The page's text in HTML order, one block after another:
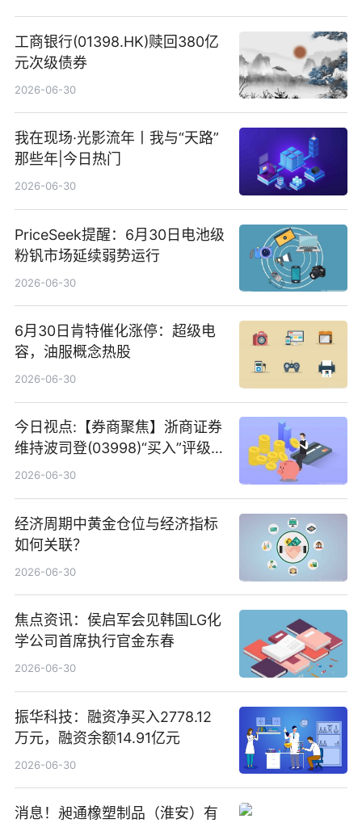
工商银行(01398.HK)赎回380亿
元次级债券
2026-06-30
我在现场·光影流年丨我与“天路”
那些年|今日热门
2026-06-30
PriceSeek提醒：6月30日电池级
粉钒市场延续弱势运行
2026-06-30
6月30日肯特催化涨停：超级电
容，油服概念热股
2026-06-30
今日视点:【券商聚焦】浙商证券
维持波司登(03998)“买入”评级
指其业绩高质量稳增长
2026-06-30
经济周期中黄金仓位与经济指标
如何关联？
2026-06-30
焦点资讯：侯启军会见韩国LG化
学公司首席执行官金东春
2026-06-30
振华科技：融资净买入2778.12
万元，融资余额14.91亿元
2026-06-30
消息！昶通橡塑制品（淮安）有